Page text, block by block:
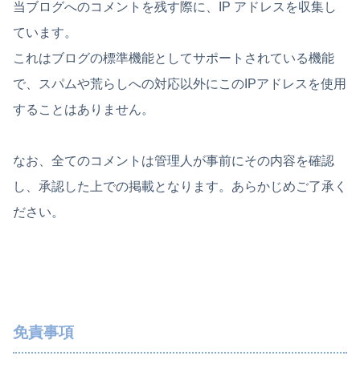
当ブログへのコメントを残す際に、IP アドレスを収集し
ています。
これはブログの標準機能としてサポートされている機能
で、スパムや荒らしへの対応以外にこのIPアドレスを使用
することはありません。
なお、全てのコメントは管理人が事前にその内容を確認
し、承認した上での掲載となります。あらかじめご了承く
ださい。
免責事項